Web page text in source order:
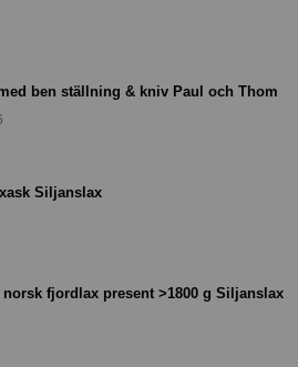
ben ställning & kniv Paul och Thom
Siljanslax
fjordlax present >1800 g Siljanslax